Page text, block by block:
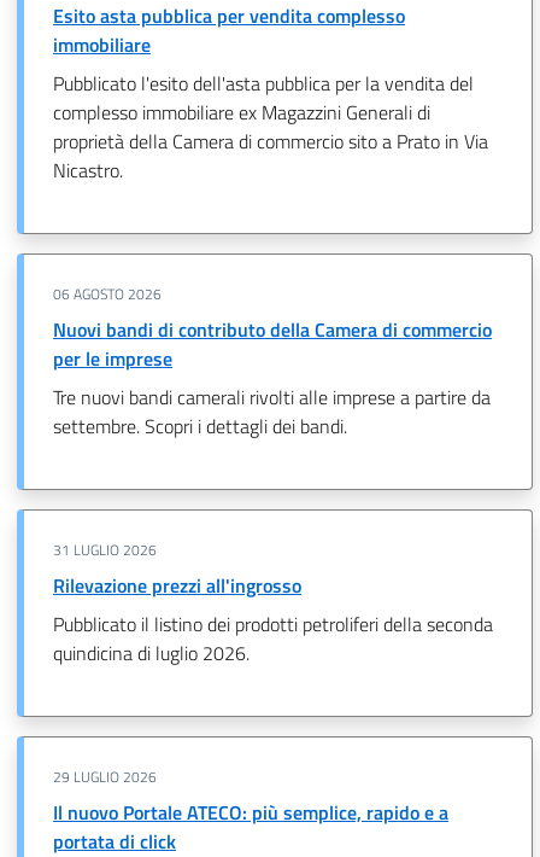
Esito asta pubblica per vendita complesso
immobiliare
Pubblicato l'esito dell'asta pubblica per la vendita del
complesso immobiliare ex Magazzini Generali di
proprietà della Camera di commercio sito a Prato in Via
Nicastro.
06 AGOSTO 2026
Nuovi bandi di contributo della Camera di commercio
per le imprese
Tre nuovi bandi camerali rivolti alle imprese a partire da
settembre. Scopri i dettagli dei bandi.
31 LUGLIO 2026
Rilevazione prezzi all'ingrosso
Pubblicato il listino dei prodotti petroliferi della seconda
quindicina di luglio 2026.
29 LUGLIO 2026
Il nuovo Portale ATECO: più semplice, rapido e a
portata di click